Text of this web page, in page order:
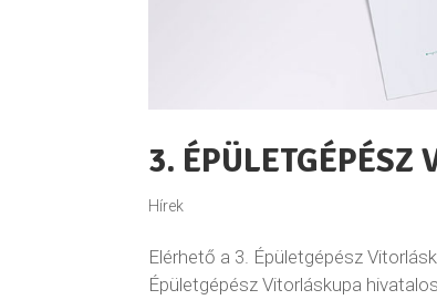
3. ÉPÜLETGÉPÉSZ
Hírek
Elérhető a 3. Épületgépész
Épületgépész Vitorláskupa